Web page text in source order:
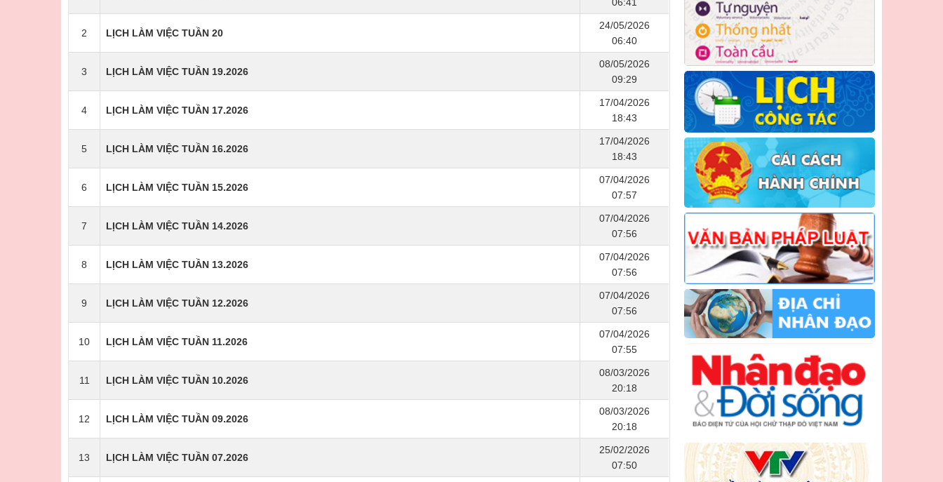
2 LỊCH LÀM VIỆC TUẦN 20
24/05/2026
06:40
3 LỊCH LÀM VIỆC TUẦN 19.2026
08/05/2026
09:29
4 LỊCH LÀM VIỆC TUẦN 17.2026
17/04/2026
18:43
5 LỊCH LÀM VIỆC TUẦN 16.2026
17/04/2026
18:43
6 LỊCH LÀM VIỆC TUẦN 15.2026
07/04/2026
07:57
7 LỊCH LÀM VIỆC TUẦN 14.2026
07/04/2026
07:56
8 LỊCH LÀM VIỆC TUẦN 13.2026
07/04/2026
07:56
9 LỊCH LÀM VIỆC TUẦN 12.2026
07/04/2026
07:56
10 LỊCH LÀM VIỆC TUẦN 11.2026
07/04/2026
07:55
11 LỊCH LÀM VIỆC TUẦN 10.2026
08/03/2026
20:18
12 LỊCH LÀM VIỆC TUẦN 09.2026
08/03/2026
20:18
13 LỊCH LÀM VIỆC TUẦN 07.2026
25/02/2026
07:50